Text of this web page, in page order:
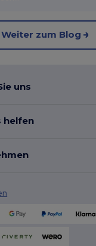
Weiter zum Blog
uns
helfen